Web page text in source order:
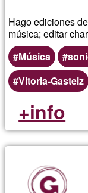
Hago ediciones
música; editar
Música
Vitoria-Gasteiz
+info